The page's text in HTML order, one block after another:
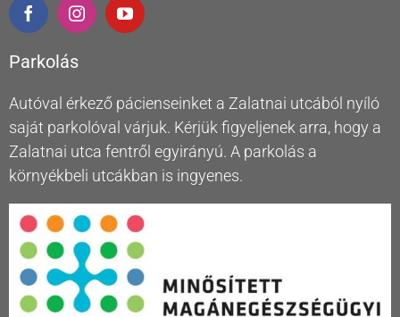
Parkolás
Autóval érkező pácienseinket a Zalatnai utcából nyíló
saját parkolóval várjuk. Kérjük figyeljenek arra, hogy a
Zalatnai utca fentről egyirányú. A parkolás a
környékbeli utcákban is ingyenes.